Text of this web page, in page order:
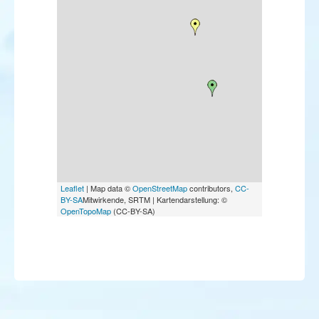
Leaflet | Map data ©OpenStreetMapcontributors, CC-
BY-SAMitwirkende, SRTM | Kartendarstellung: ©
OpenTopoMap (CC-BY-SA)